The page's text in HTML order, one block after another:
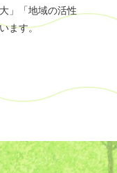
」「地域の活性
ます。